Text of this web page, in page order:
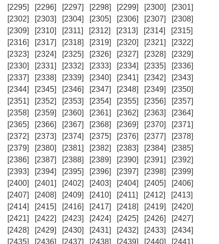
[2295]
[2296] [2297] [2298] [2299] [2300]
[2301]
[2302]
[2303] [2304] [2305] [2306] [2307]
[2308]
[2309]
[2310] [2311] [2312] [2313] [2314]
[2315]
[2316]
[2317] [2318] [2319] [2320] [2321]
[2322]
[2323]
[2324] [2325] [2326] [2327] [2328]
[2329]
[2330]
[2331] [2332] [2333] [2334] [2335]
[2336]
[2337]
[2338] [2339] [2340] [2341] [2342]
[2343]
[2344]
[2345] [2346] [2347] [2348] [2349]
[2350]
[2351]
[2352] [2353] [2354] [2355] [2356]
[2357]
[2358]
[2359] [2360] [2361] [2362] [2363]
[2364]
[2365]
[2366] [2367] [2368] [2369] [2370]
[2371]
[2372]
[2373] [2374] [2375] [2376] [2377]
[2378]
[2379]
[2380] [2381] [2382] [2383] [2384]
[2385]
[2386]
[2387] [2388] [2389] [2390] [2391]
[2392]
[2393]
[2394] [2395] [2396] [2397] [2398]
[2399]
[2400]
[2401] [2402] [2403] [2404] [2405]
[2406]
[2407]
[2408] [2409] [2410] [2411] [2412]
[2413]
[2414]
[2415] [2416] [2417] [2418] [2419]
[2420]
[2421]
[2422] [2423] [2424] [2425] [2426]
[2427]
[2428]
[2429] [2430] [2431] [2432] [2433]
[2434]
[2435]
[2436] [2437] [2438] [2439] [2440]
[2441]